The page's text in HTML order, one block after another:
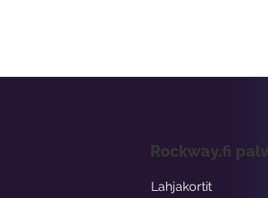
Rockway.fi
Lahjakortit